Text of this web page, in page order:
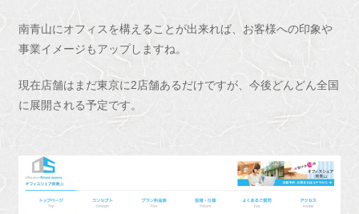
南青山にオフィスを構えることが出来れば、お客様への印象や
事業イメージもアップしますね。
現在店舗はまだ東京に2店舗あるだけですが、今後どんどん全国
に展開される予定です。